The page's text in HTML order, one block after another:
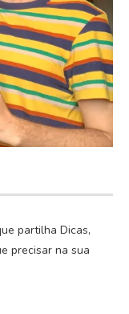
partilha Dicas,
precisar na sua